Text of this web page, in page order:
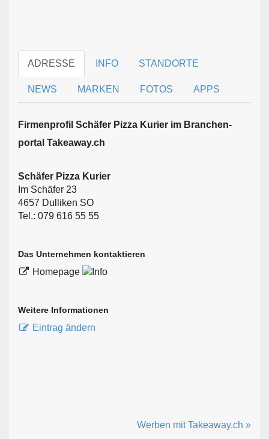
ADRESSE INFO STANDORTE
NEWS MARKEN FOTOS APPS
Firmen­profil Schäfer Pizza Kurier im Branchen­
portal Takeaway.ch
Schäfer Pizza Kurier
Im Schäfer 23
4657 Dulliken SO
Tel.: 079 616 55 55
Das Unternehmen kontaktieren
Homepage
Weitere Informationen
Eintrag ändern
Werben mit Takeaway.ch »